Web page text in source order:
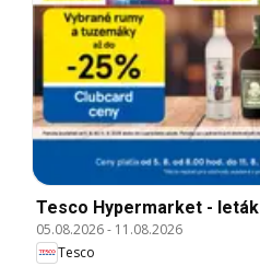
Tesco Hypermarket - leták
05.08.2026- 11.08.2026
Tesco